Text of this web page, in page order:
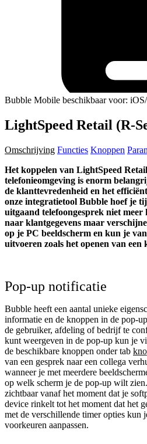
Bubble Mobile beschikbaar voor:
LightSpeed Retail (R-
Omschrijving Functies Knoppen
Het koppelen van LightSpeed
telefonieomgeving is enorm
de klanttevredenheid en het
onze integratietool Bubble hoef je
uitgaand telefoongesprek niet meer
naar klantgegevens maar
op je PC beeldscherm en kun je
uitvoeren zoals het openen van
Pop-up notificatie
Bubble heeft een aantal unieke
informatie en de knoppen in de pop-
de gebruiker, afdeling of bedrijf te
kunt weergeven in de pop-up kun je
de beschikbare knoppen onder tab
van een gesprek naar een collega
wanneer je met meerdere
op welk scherm je de pop-up wilt
zichtbaar vanaf het moment dat je
device rinkelt tot het moment dat het
met de verschillende timer opties kun
voorkeuren aanpassen.